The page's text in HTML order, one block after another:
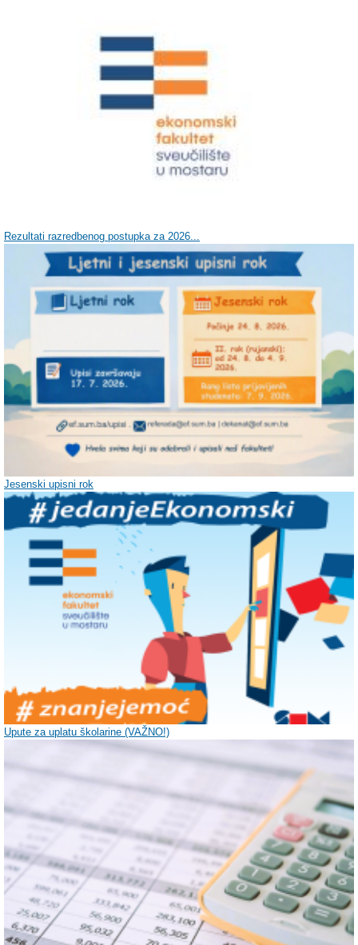
Rezultati razredbenog postupka za 2026...
Jesenski upisni rok
Upute za uplatu školarine (VAŽNO!)